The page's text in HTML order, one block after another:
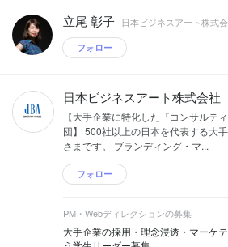
立尾 彰子 日本ビジネスアート株式
フォロー
日本ビジネスアート株式会社
【大手企業に特化した『コンサルテ
団】 500社以上の日本を代表する大
さまです。 ブランディング・マ...
フォロー
PM・Webディレクションの募集
大手企業の採用・理念浸透・マーケ